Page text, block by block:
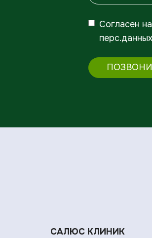
Согласен
перс.данных
САЛЮС КЛИНИК